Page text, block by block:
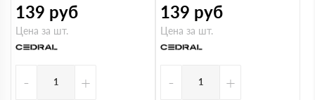
139 руб
Цена за шт.
- +
139 руб
Цена за шт.
- +